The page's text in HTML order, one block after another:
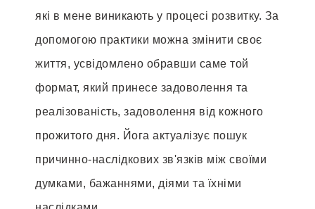
які в мене виникають у процесі розвитку. За
допомогою практики можна змінити своє
життя, усвідомлено обравши саме той
формат, який принесе задоволення та
реалізованість, задоволення від кожного
прожитого дня. Йога актуалізує пошук
причинно-наслідкових зв'язків між своїми
думками, бажаннями, діями та їхніми